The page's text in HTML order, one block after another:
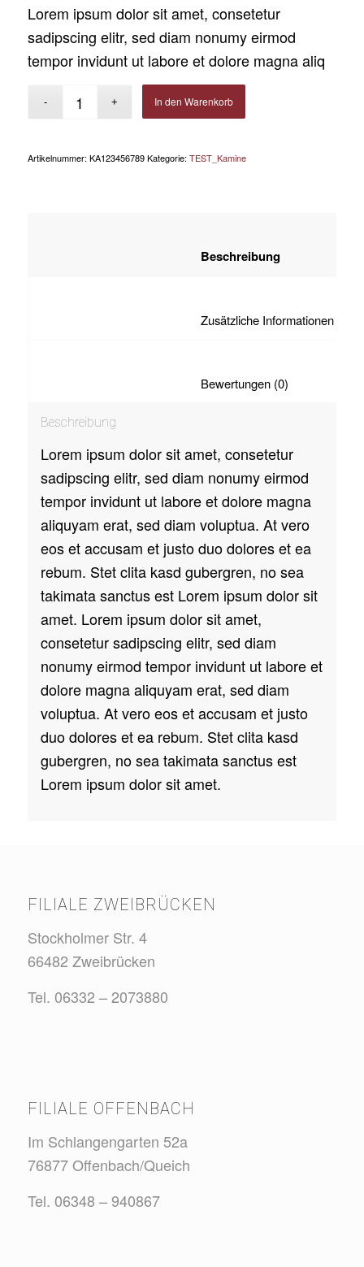
Lorem ipsum dolor sit amet, consetetur
sadipscing elitr, sed diam nonumy eirmod
tempor invidunt ut labore et dolore magna aliq
In den Warenkorb
Artikelnummer: KA123456789 Kategorie: TEST_Kamine
Beschreibung
Lorem ipsum dolor sit amet, consetetur
sadipscing elitr, sed diam nonumy eirmod
tempor invidunt ut labore et dolore magna
aliquyam erat, sed diam voluptua. At vero
eos et accusam et justo duo dolores et ea
rebum. Stet clita kasd gubergren, no sea
takimata sanctus est Lorem ipsum dolor sit
amet. Lorem ipsum dolor sit amet,
consetetur sadipscing elitr, sed diam
nonumy eirmod tempor invidunt ut labore et
dolore magna aliquyam erat, sed diam
voluptua. At vero eos et accusam et justo
duo dolores et ea rebum. Stet clita kasd
gubergren, no sea takimata sanctus est
Lorem ipsum dolor sit amet.
FILIALE ZWEIBRÜCKEN
Stockholmer Str. 4
66482 Zweibrücken
Tel. 06332 – 2073880
FILIALE OFFENBACH
Im Schlangengarten 52a
76877 Offenbach/Queich
Tel. 06348 – 940867